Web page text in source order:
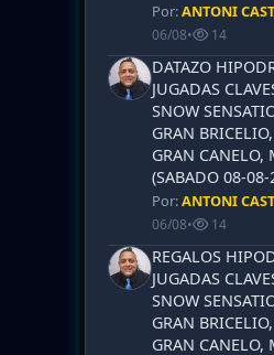
Por:ANTONI
06/08• 14
DATAZO
JUGADAS
SNOW
GRAN
GRAN CANELO,
(SABADO 08-
Por:ANTONI
06/08• 14
REGALOS
JUGADAS
SNOW
GRAN
GRAN CANELO,